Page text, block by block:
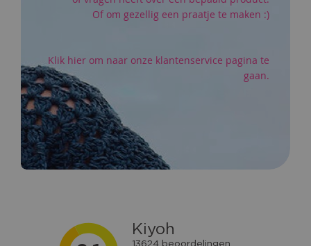
Of om gezellig een praatje te maken :)
Klik hier om naar onze klantenservice pagina te
gaan.